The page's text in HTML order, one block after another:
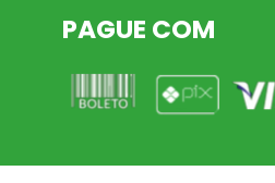
PAGUE COM